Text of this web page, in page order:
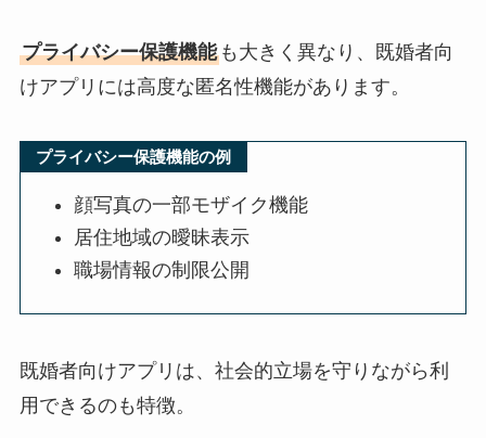
プライバシー保護機能も大きく異なり、既婚者向
けアプリには高度な匿名性機能があります。
プライバシー保護機能の例
顔写真の一部モザイク機能
居住地域の曖昧表示
職場情報の制限公開
既婚者向けアプリは、社会的立場を守りながら利
用できるのも特徴。